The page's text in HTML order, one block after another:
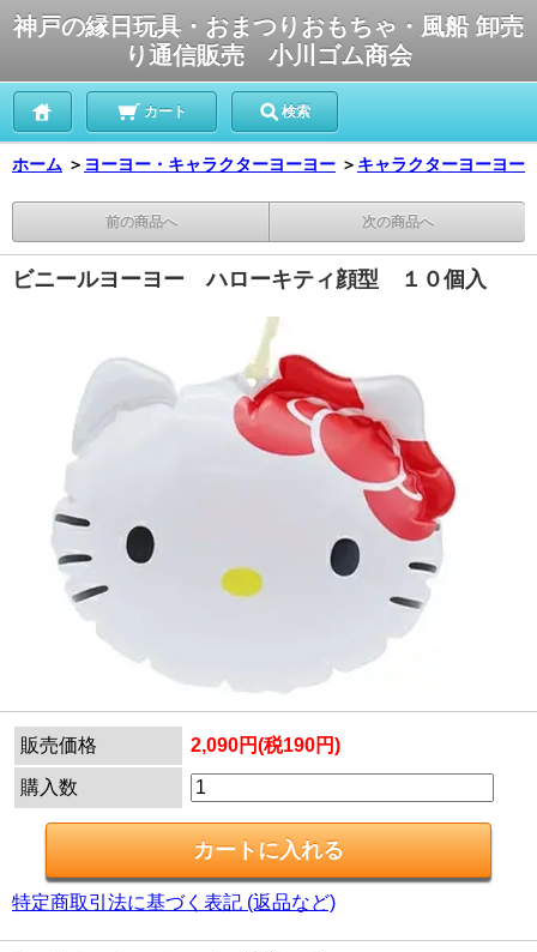
神戸の縁日玩具・おまつりおもちゃ・風船 卸売
り通信販売 小川ゴム商会
カート 検索
ホーム ＞ ヨーヨー・キャラクターヨーヨー ＞ キャラクターヨーヨー
前の商品へ 次の商品へ
ビニールヨーヨー ハローキティ顔型 １０個入
販売価格 2,090円(税190円)
購入数
特定商取引法に基づく表記 (返品など)